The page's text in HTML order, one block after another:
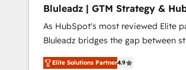
ら、GTMの見える化・自動化まで。
運用、データ品質設計、グループ横断
合に対応します。 2️⃣ AIエージェント組織構築
営業・マーケティング業務の一部をAI
Bluleadz | GTM Strategy &
Implementation
As HubSpot's most reviewed Elite
Bluleadz bridges the gap between
and execution. We don't just "set up tools" —
Elite Solutions Partner4.9